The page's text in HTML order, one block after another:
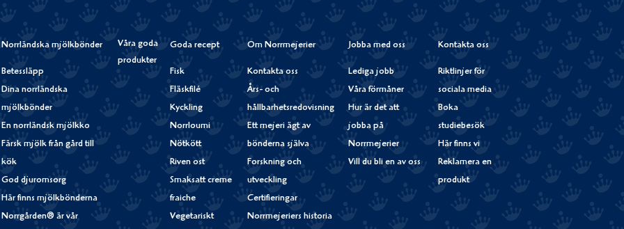
Norrländska mjölkbönder
Betessläpp
Dina norrländska
mjölkbönder
En norrländsk mjölkko
Färsk mjölk från gård till
kök
God djuromsorg
Här finns mjölkbönderna
Norrgården® är vår
Våra goda
produkter
Goda recept
Fisk
Fläskfilé
Kyckling
Norrloumi
Nötkött
Riven ost
Smaksatt creme
fraiche
Vegetariskt
Om Norrmejerier
Kontakta oss
Års- och
hållbarhetsredovisning
Ett mejeri ägt av
bönderna själva
Forskning och
utveckling
Certifieringar
Norrmejeriers historia
Jobba med oss
Lediga jobb
Våra förmåner
Hur är det att
jobba på
Norrmejerier
Vill du bli en av oss
Kontakta oss
Riktlinjer för
sociala media
Boka
studiebesök
Här finns vi
Reklamera en
produkt